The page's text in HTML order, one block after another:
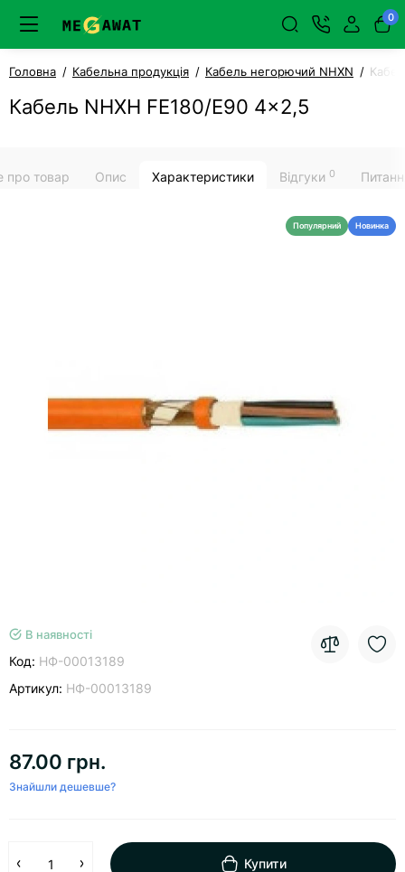
0
Головна Кабельна продукція Кабель негорючий NHXN
Кабель NHXH FE180/E90 4x2,5
про товар Опис Характеристики Відгуки 0
Популярний Новинка
В наявності
Код: НФ-00013189
Артикул: НФ-00013189
87.00 грн.
Знайшли дешевше?
Купити